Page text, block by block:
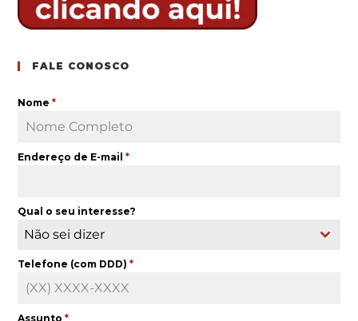
FALE CONOSCO
Nome*
Endereço de E-mail*
Qual o seu interesse?
Não sei dizer
Telefone (com DDD)*
Assunto*